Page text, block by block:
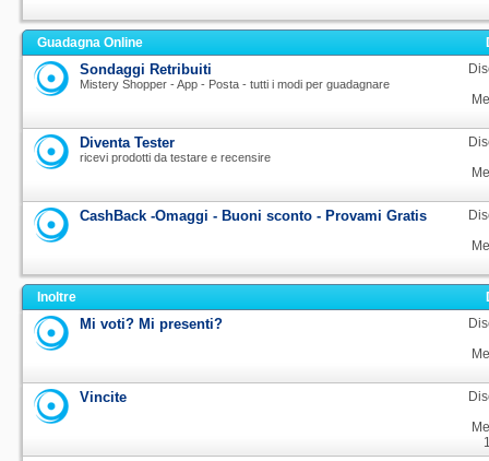
Guadagna Online
Sondaggi Retribuiti
Mistery Shopper - App - Posta - tutti i modi per guadagnare
Diventa Tester
ricevi prodotti da testare e recensire
CashBack -Omaggi - Buoni sconto - Provami Gratis
Inoltre
Mi voti? Mi presenti?
Vincite